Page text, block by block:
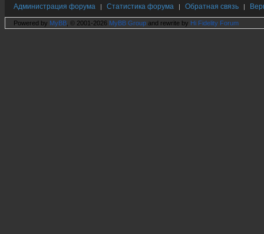
Администрация форума | Статистика форума | Обратная связь |
Powered by MyBB , © 2001-2026 MyBB Group and rewrite by Hi Fidelity Forum